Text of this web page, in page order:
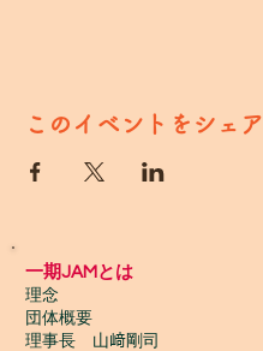
このイベントをシェア
一期JAMとは
理念
団体概要
理事長 山﨑剛司